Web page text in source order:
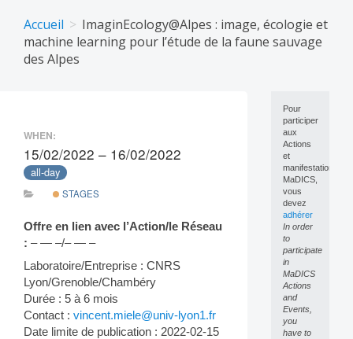
content
Accueil
ImaginEcology@Alpes : image, écologie et
machine learning pour l’étude de la faune sauvage
des Alpes
WHEN:
15/02/2022 – 16/02/2022
all-day
STAGES
Offre en lien avec l’Action/le Réseau
: – — –/– — –
Laboratoire/Entreprise : CNRS
Lyon/Grenoble/Chambéry
Durée : 5 à 6 mois
Contact : vincent.miele@univ-lyon1.fr
Date limite de publication : 2022-02-15
Pour
participer
aux
Actions
et
manifestations
MaDICS,
vous
devez
adhérer
In order
to
participate
in
MaDICS
Actions
and
Events,
you
have to